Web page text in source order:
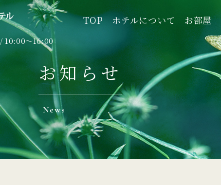
/ 10:00～16:00
TOP ホテルについて お部屋
TOP ホテルについて お部屋
お知らせ
News